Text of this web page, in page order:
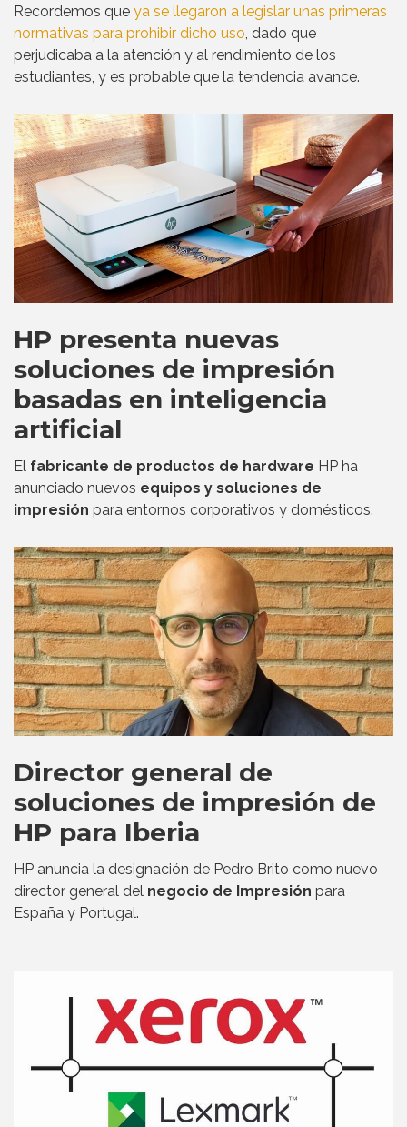
Recordemos que ya se llegaron a legislar unas primeras
normativas para prohibir dicho uso, dado que
perjudicaba a la atención y al rendimiento de los
estudiantes, y es probable que la tendencia avance.
HP presenta nuevas
soluciones de impresión
basadas en inteligencia
artificial
El fabricante de productos de hardware HP ha
anunciado nuevos equipos y soluciones de
impresión para entornos corporativos y domésticos.
Director general de
soluciones de impresión de
HP para Iberia
HP anuncia la designación de Pedro Brito como nuevo
director general del negocio de Impresión para
España y Portugal.